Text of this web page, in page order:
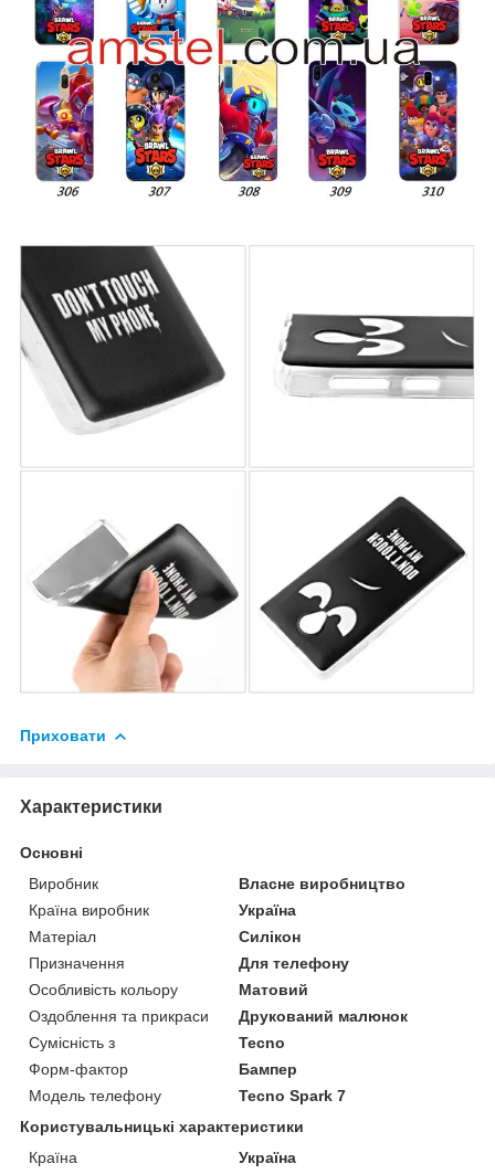
Приховати
Характеристики
Основні
Виробник
Власне виробництво
Країна виробник
Україна
Матеріал
Силікон
Призначення
Для телефону
Особливість кольору
Матовий
Оздоблення та прикраси
Друкований малюнок
Сумісність з
Tecno
Форм-фактор
Бампер
Модель телефону
Tecno Spark 7
Користувальницькі характеристики
Країна
Україна